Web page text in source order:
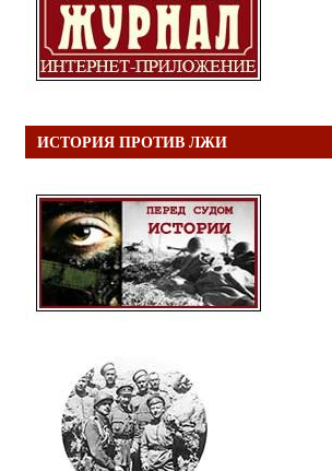
ИСТОРИЯ ПРОТИВ ЛЖИ